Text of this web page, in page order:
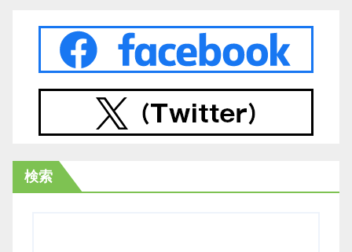
検索